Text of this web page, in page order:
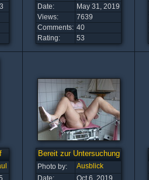
Date:
May 31, 2019
Views:
7639
Comments: 40
Rating:
53
Bereit zur Untersuchung
Photo by:
Ausblick
Date:
Oct 6, 2019